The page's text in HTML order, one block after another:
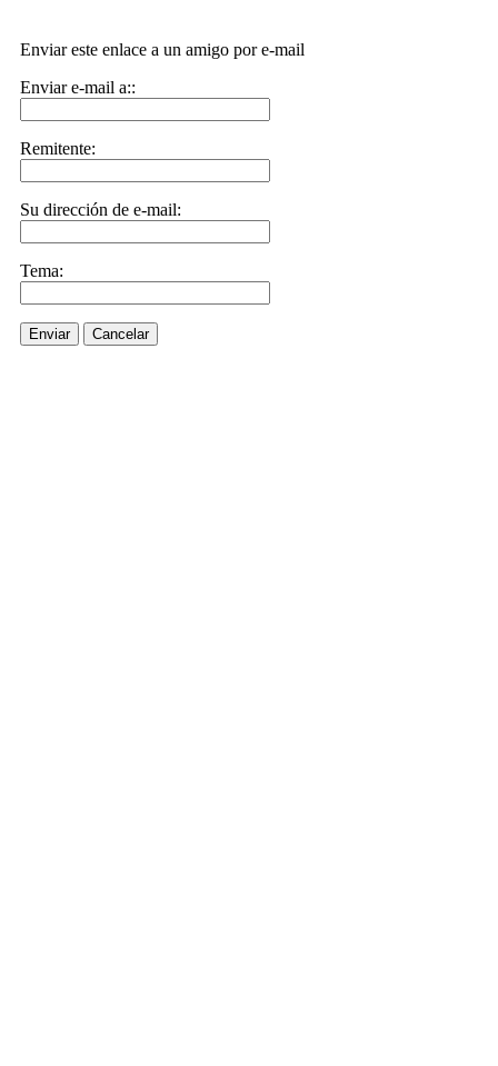
Enviar este enlace a un amigo por e-mail
Enviar e-mail a::
Remitente:
Su dirección de e-mail:
Tema:
Enviar Cancelar